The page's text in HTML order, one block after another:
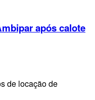
após calote
de locação de